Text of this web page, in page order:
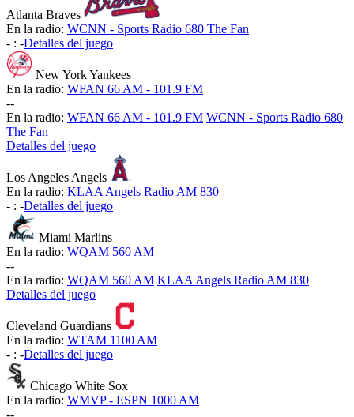
Atlanta Braves
En la radio: WCNN - Sports Radio 680 The Fan
- : -Detalles del juego
New York Yankees
En la radio: WFAN 66 AM - 101.9 FM
--
En la radio: WFAN 66 AM - 101.9 FM WCNN - Sports Radio 680
The Fan
Detalles del juego
Los Angeles Angels
En la radio: KLAA Angels Radio AM 830
- : -Detalles del juego
Miami Marlins
En la radio: WQAM 560 AM
--
En la radio: WQAM 560 AM KLAA Angels Radio AM 830
Detalles del juego
Cleveland Guardians
En la radio: WTAM 1100 AM
- : -Detalles del juego
Chicago White Sox
En la radio: WMVP - ESPN 1000 AM